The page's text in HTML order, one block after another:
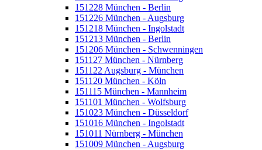
151228 München - Berlin
151226 München - Augsburg
151218 München - Ingolstadt
151213 München - Berlin
151206 München - Schwenningen
151127 München - Nürnberg
151122 Augsburg - München
151120 München - Köln
151115 München - Mannheim
151101 München - Wolfsburg
151023 München - Düsseldorf
151016 München - Ingolstadt
151011 Nürnberg - München
151009 München - Augsburg